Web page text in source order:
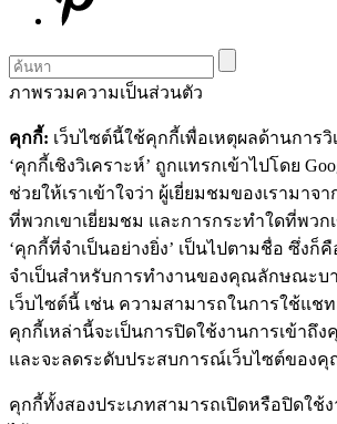
ภาพรวมความเป็นส่วนตัว
คุกกี้: เว็บไซต์นี้ใช้คุกกี้เพื่อเหตุผลด้านการ
‘คุกกี้เชิงวิเคราะห์’ ถูกแทรกเข้าไปโดย
ช่วยให้เราเข้าใจว่า ผู้เยี่ยมชมของเรามาจ
ที่พวกเขาเยี่ยมชม และการกระทำใดที่พวก
‘คุกกี้ที่จำเป็นอย่างยิ่ง’ เป็นไปตามชื่อ ซึ่งก็
จำเป็นสำหรับการทำงานของคุณลักษณะบ
เว็บไซต์นี้ เช่น ความสามารถในการใช้แช
คุกกี้เหล่านี้จะเป็นการปิดใช้งานการเข้าถึ
และจะลดระดับประสบการณ์เว็บไซต์ของคุ
คุกกี้ทั้งสองประเภทสามารถเปิดหรือปิดใช้